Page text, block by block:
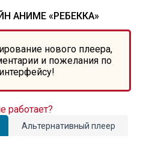
АНИМЕ «РЕБЕККА»
нового плеера,
и пожелания по
Альтернативный плеер
работает?